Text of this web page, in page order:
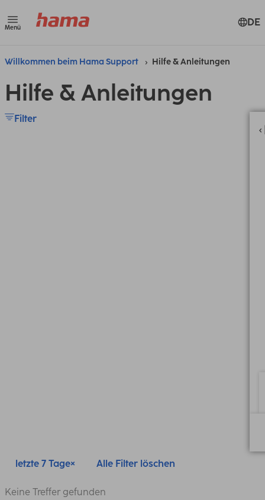
Menü DE
Willkommen beim Hama Support Hilfe & Anleitungen
Hilfe & Anleitungen
Filter
letzte 7 Tage Alle Filter löschen
Keine Treffer gefunden